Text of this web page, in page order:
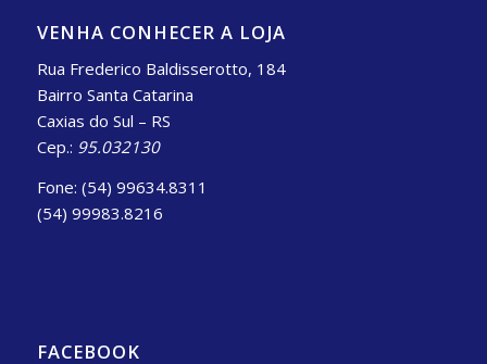
VENHA CONHECER A LOJA
Rua Frederico Baldisserotto, 184
Bairro Santa Catarina
Caxias do Sul – RS
Cep.: 95.032130
Fone: (54) 99634.8311
(54) 99983.8216
FACEBOOK